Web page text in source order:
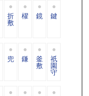
折
敷
櫂 鏡 鍵
兜 鎌 釜
敷
祇
園
守